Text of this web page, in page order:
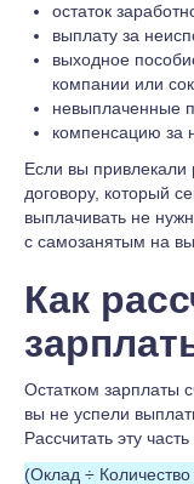
остаток
выплату за
выходное
компании или
невыплаченные
компенсацию за
Если вы привлекали
договору, который
выплачивать не
с самозанятым на
Как
Остатком зарплаты
вы не успели
Рассчитать эту
(Оклад ÷